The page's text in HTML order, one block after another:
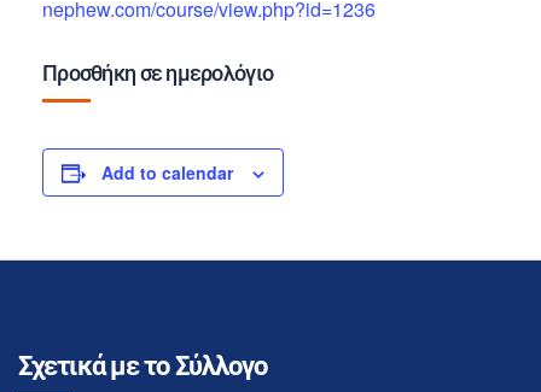
nephew.com/course/view.php?id=1236
Προσθήκη σε ημερολόγιο
Add to calendar
Σχετικά με το Σύλλογο